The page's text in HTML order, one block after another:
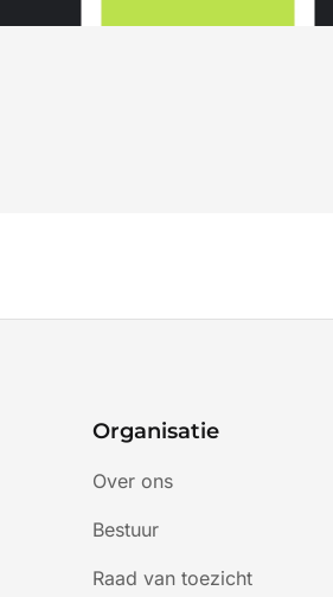
Organisatie
Over ons
Bestuur
Raad van toezicht